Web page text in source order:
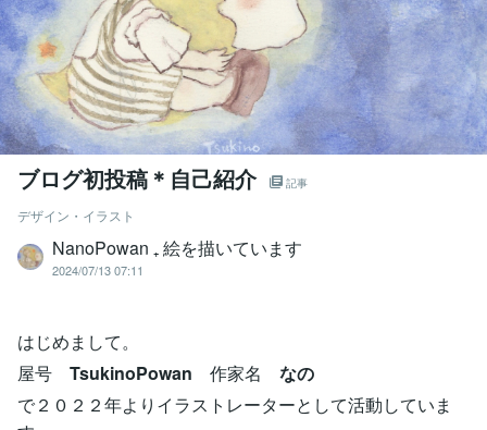
ブログ初投稿＊自己紹介 記事
デザイン・イラスト
NanoPowan ₊ 絵を描いています
2024/07/13 07:11
はじめまして。
屋号 TsukinoPowan 作家名 なの
で２０２２年よりイラストレーターとして活動していま